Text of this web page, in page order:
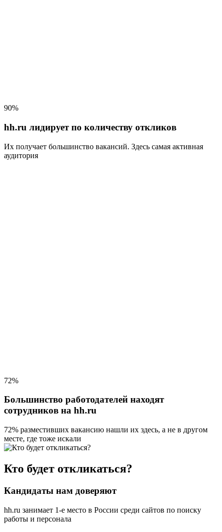
90%
hh.ru лидирует по количеству откликов
Их получает большинство вакансий. Здесь самая активная
аудитория
72%
Большинство работодателей находят
сотрудников на hh.ru
72% разместивших вакансию нашли их здесь, а не в другом
месте, где тоже искали
Кто будет откликаться?
Кандидаты нам доверяют
hh.ru занимает 1-е место в России среди сайтов по поиску
работы и персонала